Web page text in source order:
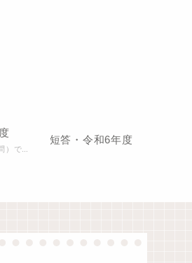
す。
短答・令和6年度